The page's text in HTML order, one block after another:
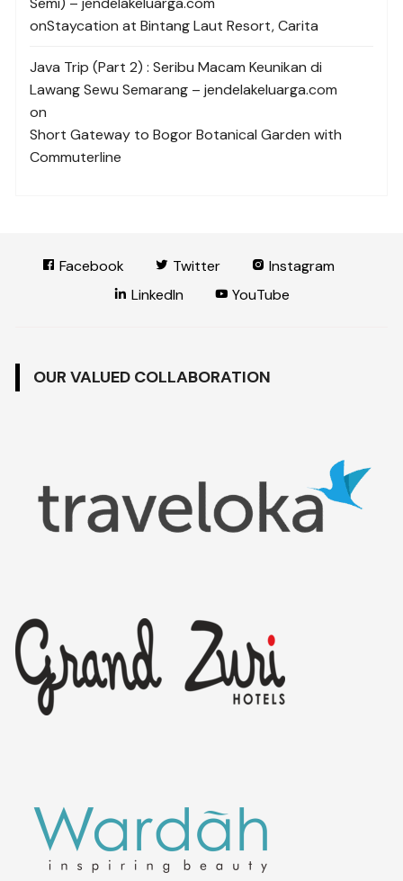
onStaycation at Bintang Laut Resort, Carita
Java Trip (Part 2) : Seribu Macam Keunikan di
Lawang Sewu Semarang – jendelakeluarga.com
on
Short Gateway to Bogor Botanical Garden with
Commuterline
Facebook Twitter
Instagram
LinkedIn
YouTube
OUR VALUED COLLABORATION